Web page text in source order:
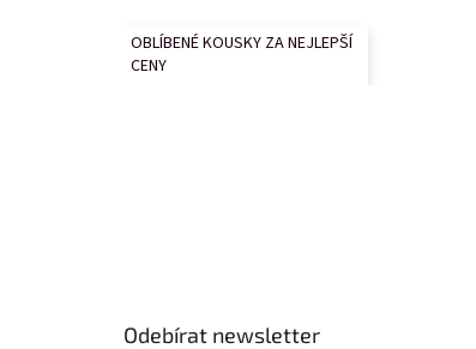
OBLÍBENÉ KOUSKY ZA NEJLEPŠÍ
CENY
Odebírat newsletter